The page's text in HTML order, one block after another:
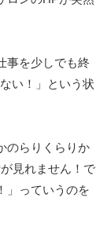
事を少しでも終
い！」という状
のらりくらりか
見れません！で
」っていうのを